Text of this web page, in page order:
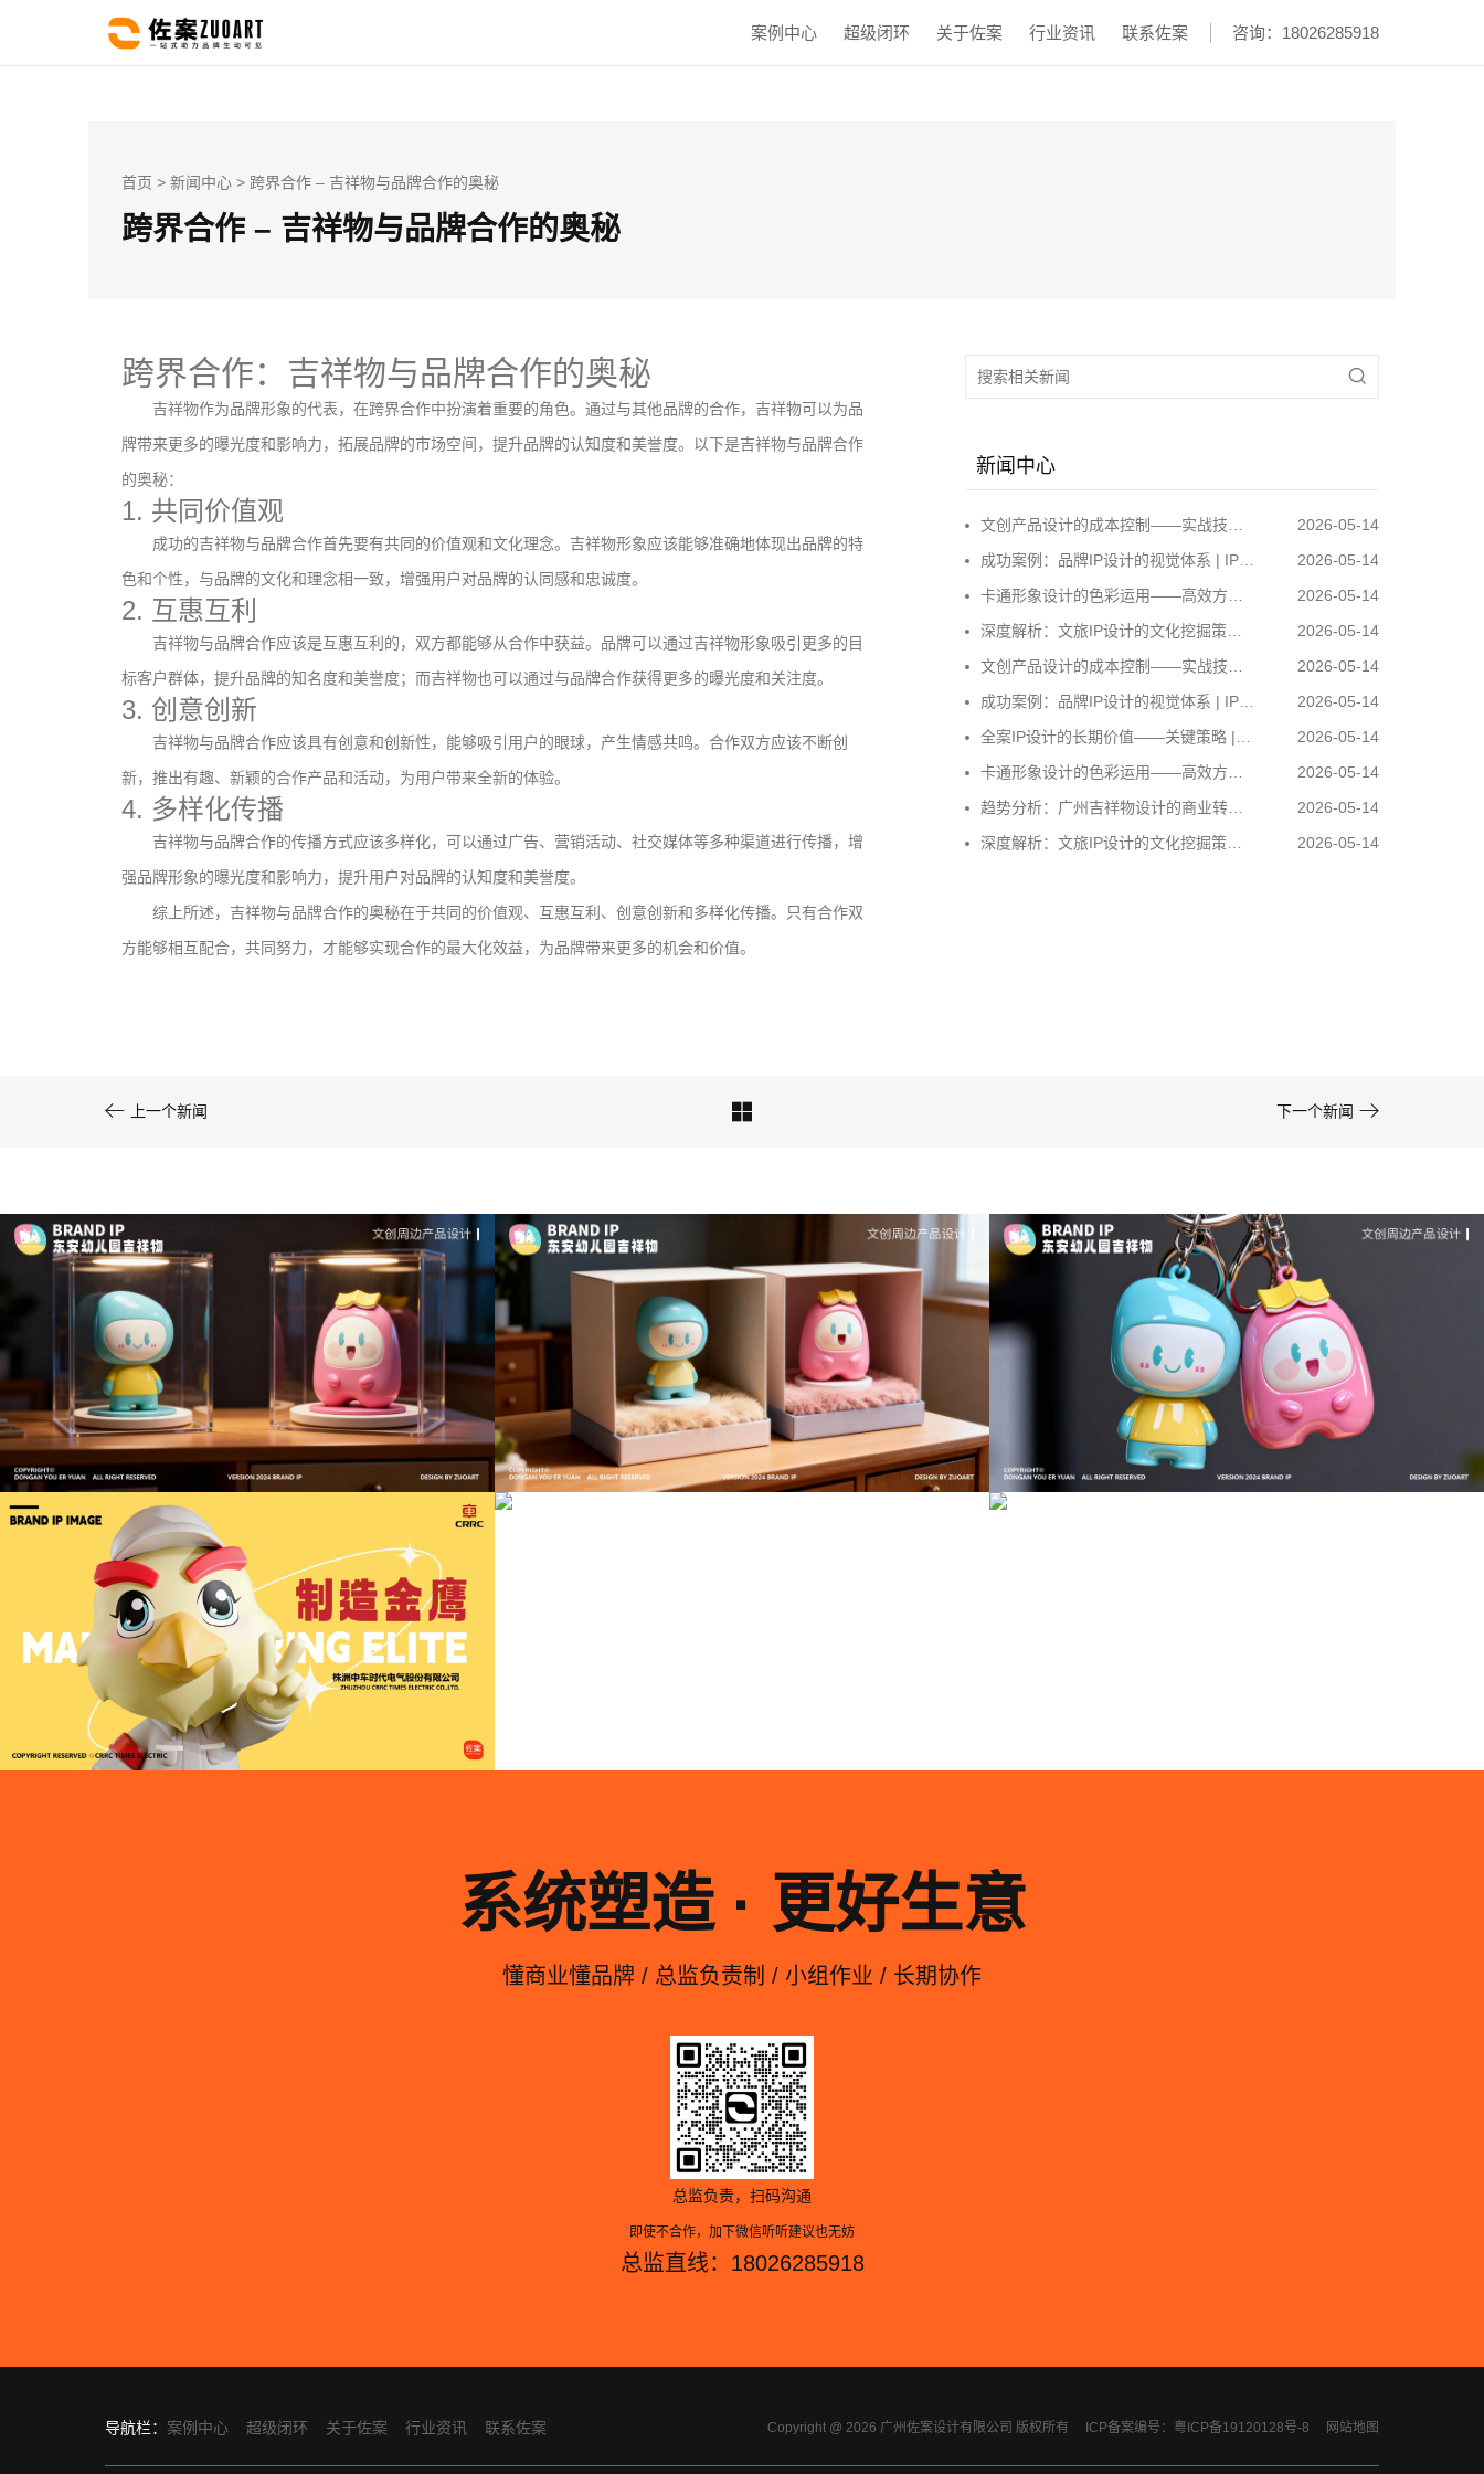
咨询：18026285918
案例中心 超级闭环 关于佐案 行业资讯 联系佐案
首页 > 新闻中心 > 跨界合作 – 吉祥物与品牌合作的奥秘
跨界合作 – 吉祥物与品牌合作的奥秘
跨界合作：吉祥物与品牌合作的奥秘
吉祥物作为品牌形象的代表，在跨界合作中扮演着重要的角色。通过与其他品牌的合作，吉祥物可以为品
牌带来更多的曝光度和影响力，拓展品牌的市场空间，提升品牌的认知度和美誉度。以下是吉祥物与品牌合作
的奥秘：
1. 共同价值观
成功的吉祥物与品牌合作首先要有共同的价值观和文化理念。吉祥物形象应该能够准确地体现出品牌的特
色和个性，与品牌的文化和理念相一致，增强用户对品牌的认同感和忠诚度。
2. 互惠互利
吉祥物与品牌合作应该是互惠互利的，双方都能够从合作中获益。品牌可以通过吉祥物形象吸引更多的目
标客户群体，提升品牌的知名度和美誉度；而吉祥物也可以通过与品牌合作获得更多的曝光度和关注度。
3. 创意创新
吉祥物与品牌合作应该具有创意和创新性，能够吸引用户的眼球，产生情感共鸣。合作双方应该不断创
新，推出有趣、新颖的合作产品和活动，为用户带来全新的体验。
4. 多样化传播
吉祥物与品牌合作的传播方式应该多样化，可以通过广告、营销活动、社交媒体等多种渠道进行传播，增
强品牌形象的曝光度和影响力，提升用户对品牌的认知度和美誉度。
综上所述，吉祥物与品牌合作的奥秘在于共同的价值观、互惠互利、创意创新和多样化传播。只有合作双
方能够相互配合，共同努力，才能够实现合作的最大化效益，为品牌带来更多的机会和价值。

新闻中心
2026-05-14
文创产品设计的成本控制——实战技巧 | IP设计公司-佐案设计
2026-05-14
成功案例：品牌IP设计的视觉体系 | IP设计公司-佐案设计
2026-05-14
卡通形象设计的色彩运用——高效方案 | IP设计公司-佐案设计
2026-05-14
深度解析：文旅IP设计的文化挖掘策略 | IP设计公司-佐案设计
2026-05-14
文创产品设计的成本控制——实战技巧 | IP设计公司-佐案设计
2026-05-14
成功案例：品牌IP设计的视觉体系 | IP设计公司-佐案设计
2026-05-14
全案IP设计的长期价值——关键策略 | IP设计公司-佐案设计
2026-05-14
卡通形象设计的色彩运用——高效方案 | IP设计公司-佐案设计
2026-05-14
趋势分析：广州吉祥物设计的商业转化 | IP设计公司-佐案设计
2026-05-14
深度解析：文旅IP设计的文化挖掘策略 | IP设计公司-佐案设计
 上一个新闻  下一个新闻 
从战略高度审视文旅ip设计，我们发现这……
文创产品设计的成本控制——实战技巧 | IP设计公
司-佐案设计
成功案例：品牌IP设计的视觉体系 | IP设计公司-佐
案设计
系统塑造 · 更好生意
懂商业懂品牌 / 总监负责制 / 小组作业 / 长期协作
总监负责，扫码沟通
即使不合作，加下微信听听建议也无妨
总监直线：18026285918
导航栏： 案例中心 超级闭环 关于佐案 行业资讯 联系佐案 Copyright @ 2026 广州佐案设计有限公司 版权所有 ICP备案编号：粤ICP备19120128号-8 网站地图